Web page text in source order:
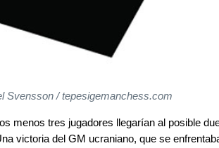
Svensson / tepesigemanchess.com
menos tres jugadores llegarían al posible
victoria del GM ucraniano, que se